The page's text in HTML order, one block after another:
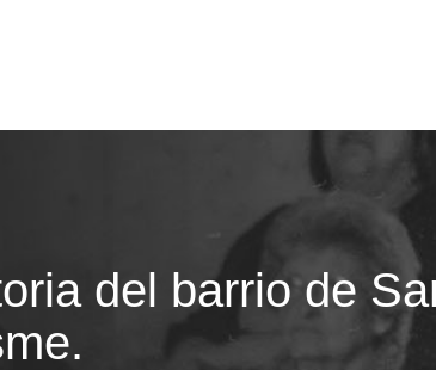
del barrio de